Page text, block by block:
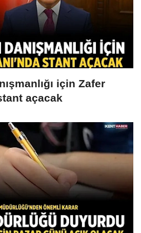
için Zafer
açacak